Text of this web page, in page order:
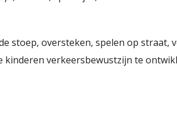
stoep, oversteken, spelen op straat,
verkeersbewustzijn te